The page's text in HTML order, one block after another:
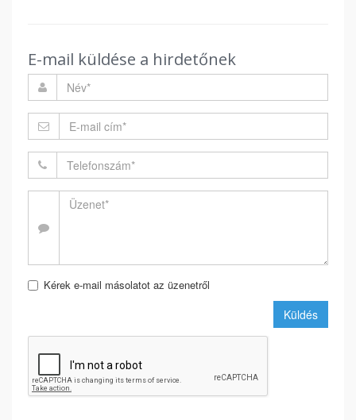
E-mail küldése a hirdetőnek
Kérek e-mail másolatot az üzenetről
Küldés